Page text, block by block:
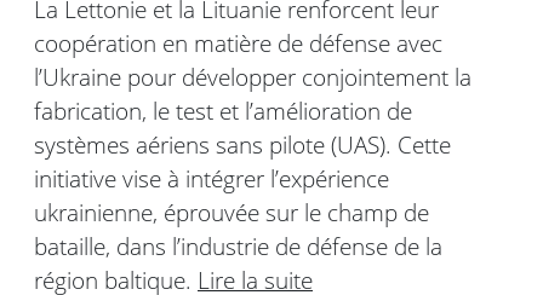
La Lettonie et la Lituanie renforcent leur
coopération en matière de défense avec
l’Ukraine pour développer conjointement la
fabrication, le test et l’amélioration de
systèmes aériens sans pilote (UAS). Cette
initiative vise à intégrer l’expérience
ukrainienne, éprouvée sur le champ de
bataille, dans l’industrie de défense de la
région baltique. Lire la suite